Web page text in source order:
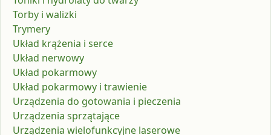
Torby i walizki
Trymery
Układ krążenia i serce
Układ nerwowy
Układ pokarmowy
Układ pokarmowy i trawienie
Urządzenia do gotowania i pieczenia
Urządzenia sprzątające
Urządzenia wielofunkcyjne laserowe